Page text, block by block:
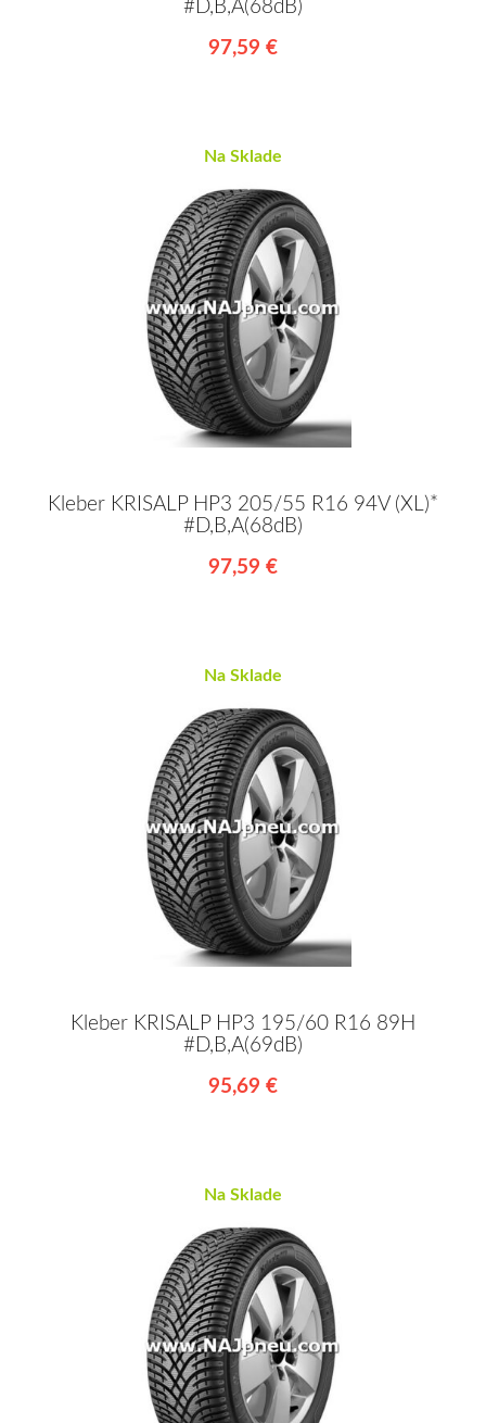
#D,B,A(68dB)
97,59 €
Na Sklade
Kleber KRISALP HP3 205/55 R16 94V (XL)*
#D,B,A(68dB)
97,59 €
Na Sklade
Kleber KRISALP HP3 195/60 R16 89H
#D,B,A(69dB)
95,69 €
Na Sklade